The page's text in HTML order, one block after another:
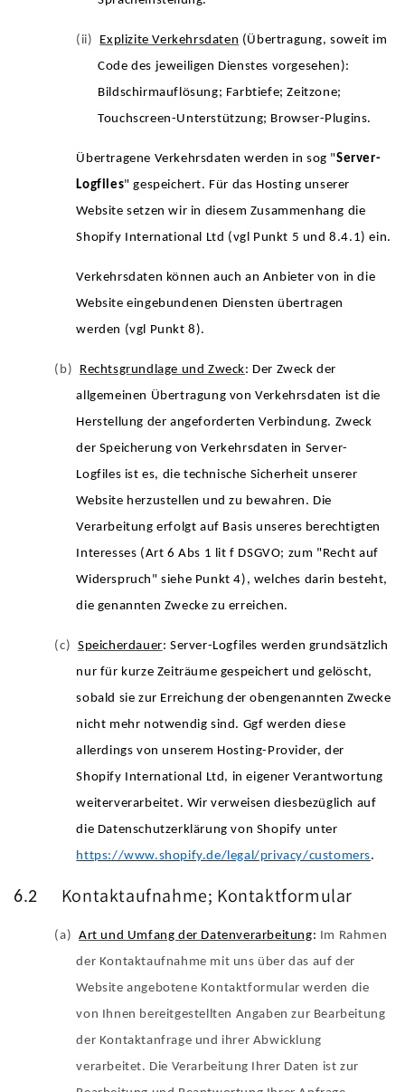
(ii) Explizite Verkehrsdaten (Übertragung, soweit im
Code des jeweiligen Dienstes vorgesehen):
Bildschirmauflösung; Farbtiefe; Zeitzone;
Touchscreen-Unterstützung; Browser-Plugins.
Übertragene Verkehrsdaten werden in sog "Server-
Logfiles" gespeichert. Für das Hosting unserer
Website setzen wir in diesem Zusammenhang die
Shopify International Ltd (vgl Punkt 5 und 8.4.1) ein.
Verkehrsdaten können auch an Anbieter von in die
Website eingebundenen Diensten übertragen
werden (vgl Punkt 8).
(b) Rechtsgrundlage und Zweck: Der Zweck der
allgemeinen Übertragung von Verkehrsdaten ist die
Herstellung der angeforderten Verbindung. Zweck
der Speicherung von Verkehrsdaten in Server-
Logfiles ist es, die technische Sicherheit unserer
Website herzustellen und zu bewahren. Die
Verarbeitung erfolgt auf Basis unseres berechtigten
Interesses (Art 6 Abs 1 lit f DSGVO; zum "Recht auf
Widerspruch" siehe Punkt 4), welches darin besteht,
die genannten Zwecke zu erreichen.
(c) Speicherdauer: Server-Logfiles werden grundsätzlich
nur für kurze Zeiträume gespeichert und gelöscht,
sobald sie zur Erreichung der obengenannten Zwecke
nicht mehr notwendig sind. Ggf werden diese
allerdings von unserem Hosting-Provider, der
Shopify International Ltd, in eigener Verantwortung
weiterverarbeitet. Wir verweisen diesbezüglich auf
die Datenschutzerklärung von Shopify unter
https://www.shopify.de/legal/privacy/customers.
6.2 Kontaktaufnahme; Kontaktformular
(a) Art und Umfang der Datenverarbeitung: Im Rahmen
der Kontaktaufnahme mit uns über das auf der
Website angebotene Kontaktformular werden die
von Ihnen bereitgestellten Angaben zur Bearbeitung
der Kontaktanfrage und ihrer Abwicklung
verarbeitet. Die Verarbeitung Ihrer Daten ist zur